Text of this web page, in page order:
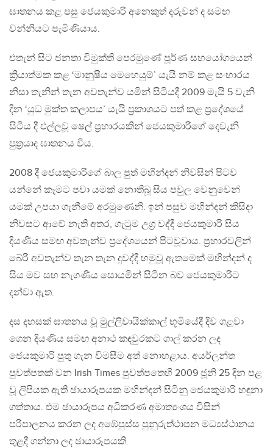
ඝාතනය කළ පසු ජෙයකුමාරි අනෙකුත් දරුවන් ද සමඟ
වන්නියට පැමිණියාය.
එතැන් සිට ජනතා විමුක්ති පෙරමුණේ පූර්ණ සහයෝගයෙන්
ක්‍රියාත්මක කළ ‘මානුෂීය මෙහෙයුම්’ යැයි නම් කළ සංහාරය
නිසා තැනින් තැන අවතැන්ව යමින් සිටියදී 2009 මැයි 5 වැනි
දින ‘යුධ මුක්ත කලාපය’ යැයි ප්‍රකාශයට පත් කළ ප්‍රදේශයේ
සිටිය දී එල්ලවූ ෂෙල් ප්‍රහාරයකින් ජෙයකුමාරිගේ දෙවැනි
පුත්‍රයාද ඝාතනය විය.
2008 දී ජෙයකුමාරිගේ බාල පුත් මහින්දන් නිවසින් පිටව
යන්නේ කෑමට පවා යමක් නොතිබූ සිය පවුල වෙනුවෙන්
යමක් උපයා ගැනීමේ අරමුණෙනි. ඉන් පසුව මහින්දන් කිසිදා
නිවසට ආවේ නැති අතර, ගැටුම උග්‍ර වද්දී ජෙයකුමාරි සිය
දියණිය සමඟ අවතැන්ව ප්‍රදේශයෙන් පිටවූවාය. ප්‍රහාරවලින්
බේරී අවතැන්ව තැන තැන දුවද්දී හමුවූ ඇතමෙක් මහින්දන් ද
සිය මව සහ නැගණිය සොයමින් සිටින බව ජෙයකුමාරිට
දන්වා ඇත.
දස දහසක් ඝාතනය වූ මුල්ලිවායික්කාල් භූමියේදී දිව ගළවා
ගෙන දියණිය සමඟ අනාථ කඳවුරකට ගාල් කරන ලද
ජෙයකුමාරි පුතු ගැන විමසීම අත් නොහළාය. අයර්ලන්ත
පුවත්පතක් වන Irish Times පුවත්පතෙහි 2009 ජූනි 25 දින පළ
වූ ලිපියක ඇති ඡායාරූපයක මහින්දන් සිටිනු ජෙයකුමාරි හඳුනා
ගත්තාය. එම ඡායාරූපය අධිකරණ අමාත්‍යංශය විසින්
පරිපාලනය කරන ලද අඹේපුස්ස පුනුරුත්ථාපන මධ්‍යස්ථානය
තුළදී ගන්නා ලද ඡායාරූපයකි.